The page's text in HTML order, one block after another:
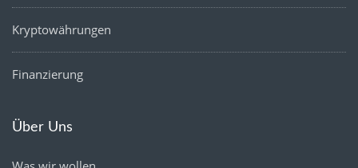
Kryptowährungen
Finanzierung
Über Uns